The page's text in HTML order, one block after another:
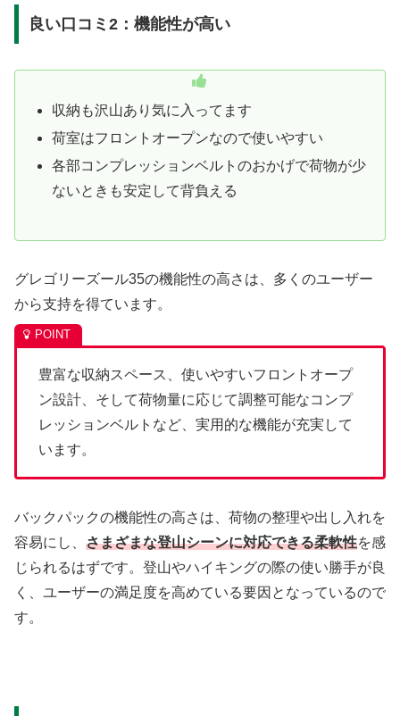
良い口コミ2：機能性が高い
収納も沢山あり気に入ってます
荷室はフロントオープンなので使いやすい
各部コンプレッションベルトのおかげで荷物が少
ないときも安定して背負える
グレゴリーズール35の機能性の高さは、多くのユーザー
から支持を得ています。
豊富な収納スペース、使いやすいフロントオープ
ン設計、そして荷物量に応じて調整可能なコンプ
レッションベルトなど、実用的な機能が充実して
います。
バックパックの機能性の高さは、荷物の整理や出し入れを
容易にし、 さまざまな登山シーンに対応できる柔軟性を感
じられるはずです。登山やハイキングの際の使い勝手が良
く、ユーザーの満足度を高めている要因となっているので
す。